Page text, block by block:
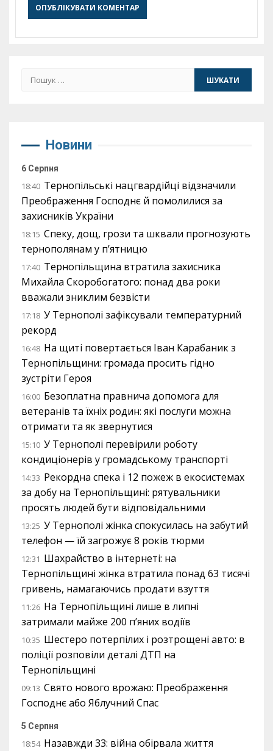
Пошук:
Новини
6 Серпня
18:40 Тернопільські нацгвардійці відзначили
Преображення Господнє й помолилися за
захисників України
18:15 Спеку, дощ, грози та шквали прогнозують
тернополянам у п’ятницю
17:40 Тернопільщина втратила захисника
Михайла Скоробогатого: понад два роки
вважали зниклим безвісти
17:18 У Тернополі зафіксували температурний
рекорд
16:48 На щиті повертається Іван Карабаник з
Тернопільщини: громада просить гідно
зустріти Героя
16:00 Безоплатна правнича допомога для
ветеранів та їхніх родин: які послуги можна
отримати та як звернутися
15:10 У Тернополі перевірили роботу
кондиціонерів у громадському транспорті
14:33 Рекордна спека і 12 пожеж в екосистемах
за добу на Тернопільщині: рятувальники
просять людей бути відповідальними
13:25 У Тернополі жінка спокусилась на забутий
телефон — їй загрожує 8 років тюрми
12:31 Шахрайство в інтернеті: на
Тернопільщині жінка втратила понад 63 тисячі
гривень, намагаючись продати взуття
11:26 На Тернопільщині лише в липні
затримали майже 200 п’яних водіїв
10:35 Шестеро потерпілих і розтрощені авто: в
поліції розповіли деталі ДТП на
Тернопільщині
09:13 Свято нового врожаю: Преображення
Господнє або Яблучний Спас
5 Серпня
18:54 Назавжди 33: війна обірвала життя